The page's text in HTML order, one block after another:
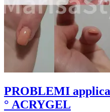
PROBLEMI
° ACRYGEL